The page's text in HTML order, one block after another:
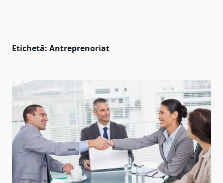
Etichetă: Antreprenoriat